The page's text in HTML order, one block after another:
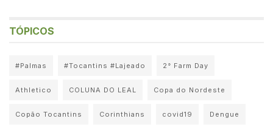
TÓPICOS
#Palmas #Tocantins #Lajeado 2° Farm Day
Athletico COLUNA DO LEAL Copa do Nordeste
Copão Tocantins Corinthians covid19 Dengue